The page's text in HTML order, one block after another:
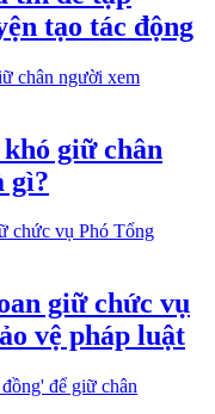
tạo tác động
giữ chân
gì?
giữ chức vụ
vệ pháp luật